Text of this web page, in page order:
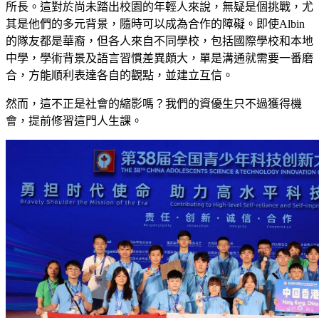
所長。這對於尚未踏出校園的年輕人來說，無疑是個挑戰，尤
其是他們的多元背景，隨時可以成為合作的障礙。即使Albin
的隊友都是華裔，但各人來自不同學校，包括國際學校和本地
中學，學術背景及語言習慣差異頗大，單是溝通就需要一番磨
合，方能順利表達各自的觀點，並建立互信。
然而，這不正是社會的縮影嗎？我們的資優生只不過獲得機
會，提前修習這門人生課。